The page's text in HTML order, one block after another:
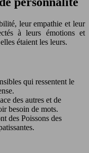
leur empathie et leur
à leurs émotions et
étaient les leurs.
qui ressentent le
des autres et de
besoin de mots.
des Poissons des